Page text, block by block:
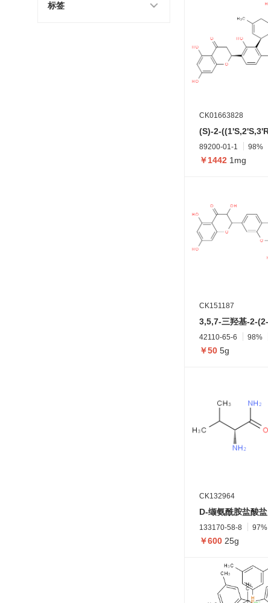
标签
CK01663828
89200-01-1 98%
￥1442 1mg
CK151187
42110-65-6 98%
￥50 5g
CK132964
D-缬氨酰胺盐酸盐
133170-58-8 97%
￥600 25g